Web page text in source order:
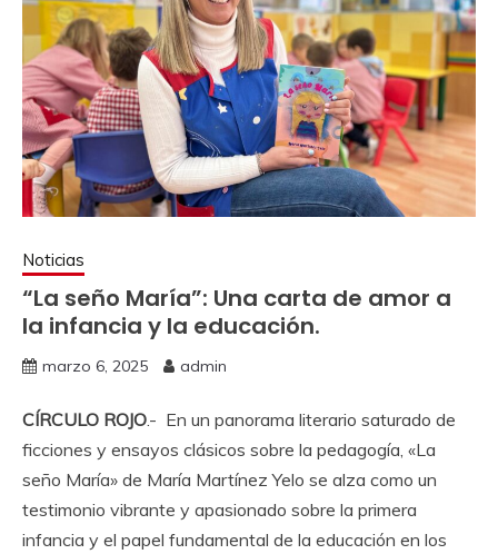
Noticias
“La seño María”: Una carta de amor a
la infancia y la educación.
marzo 6, 2025 admin
CÍRCULO ROJO.- En un panorama literario saturado de
ficciones y ensayos clásicos sobre la pedagogía, «La
seño María» de María Martínez Yelo se alza como un
testimonio vibrante y apasionado sobre la primera
infancia y el papel fundamental de la educación en los